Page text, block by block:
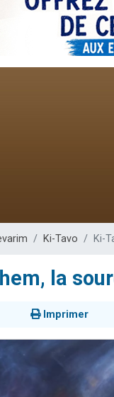
2 personnes
2
3 personnes
Il reste
Ariel vient
Ki-Tavo Ki-
la
Imprimer